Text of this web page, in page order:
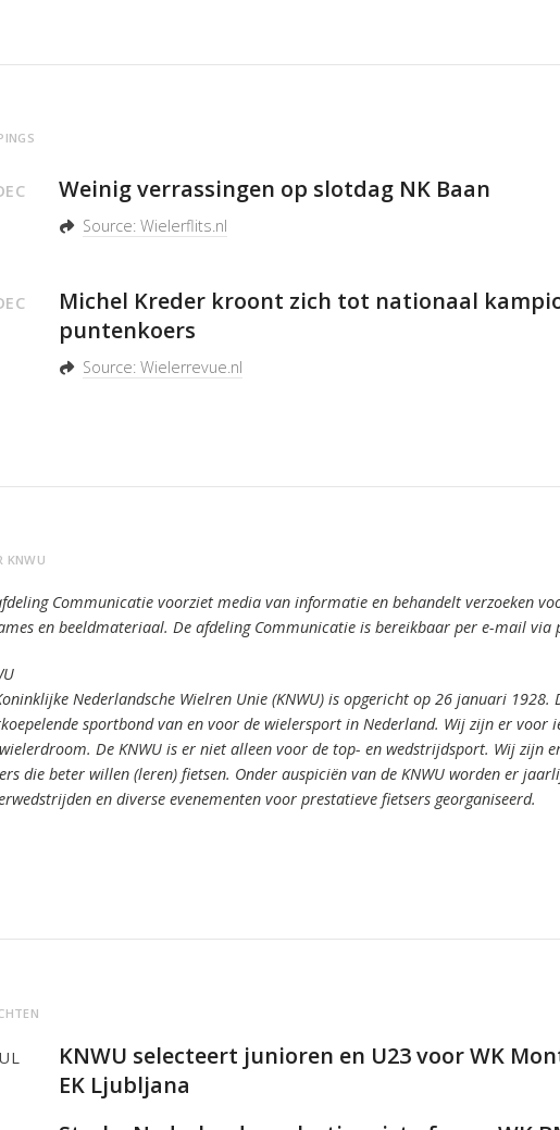
Weinig verrassingen op slotdag NK Baan
Source: Wielerflits.nl
Michel Kreder kroont zich tot nationaal
puntenkoers
Source: Wielerrevue.nl
KNWU
Communicatie voorziet media van informatie en behandelt verzoeken
en beeldmateriaal. De afdeling Communicatie is bereikbaar per e-mail via
Nederlandsche Wielren Unie (KNWU) is opgericht op 26 januari 1928.
sportbond van en voor de wielersport in Nederland. Wij zijn er voor
De KNWU is er niet alleen voor de top- en wedstrijdsport. Wij zijn
die beter willen (leren) fietsen. Onder auspiciën van de KNWU worden er
en diverse evenementen voor prestatieve fietsers georganiseerd.
KNWU selecteert junioren en U23 voor WK
EK Ljubljana